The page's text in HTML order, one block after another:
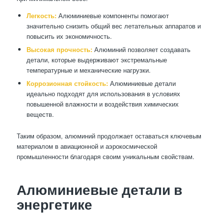
Легкость:Алюминиевые компоненты помогают
значительно снизить общий вес летательных аппаратов и
повысить их экономичность.
Высокая прочность:Алюминий позволяет создавать
детали, которые выдерживают экстремальные
температурные и механические нагрузки.
Коррозионная стойкость:Алюминиевые детали
идеально подходят для использования в условиях
повышенной влажности и воздействия химических
веществ.
Таким образом, алюминий продолжает оставаться ключевым
материалом в авиационной и аэрокосмической
промышленности благодаря своим уникальным свойствам.
Алюминиевые детали в
энергетике